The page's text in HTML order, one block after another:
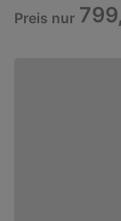
Preis nur